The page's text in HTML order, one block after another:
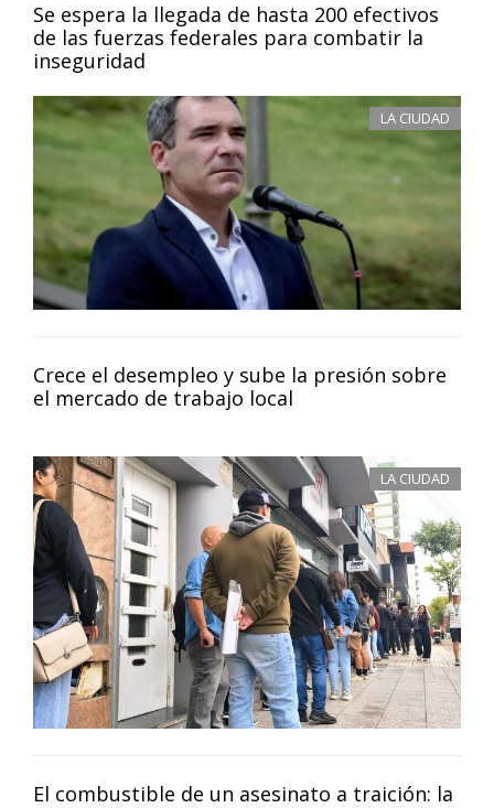
Se espera la llegada de hasta 200 efectivos
de las fuerzas federales para combatir la
inseguridad
LA CIUDAD
Crece el desempleo y sube la presión sobre
el mercado de trabajo local
LA CIUDAD
El combustible de un asesinato a traición: la